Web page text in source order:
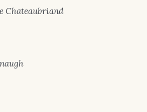
Chateaubriand